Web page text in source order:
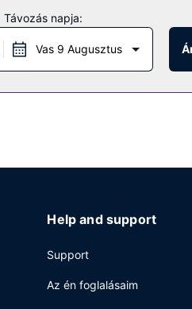
hely és grillezési
vehető. Az autóval érkező
Távozás napja:
Vas 9 Augusztus
Help and support
Support
Az én foglalásaim